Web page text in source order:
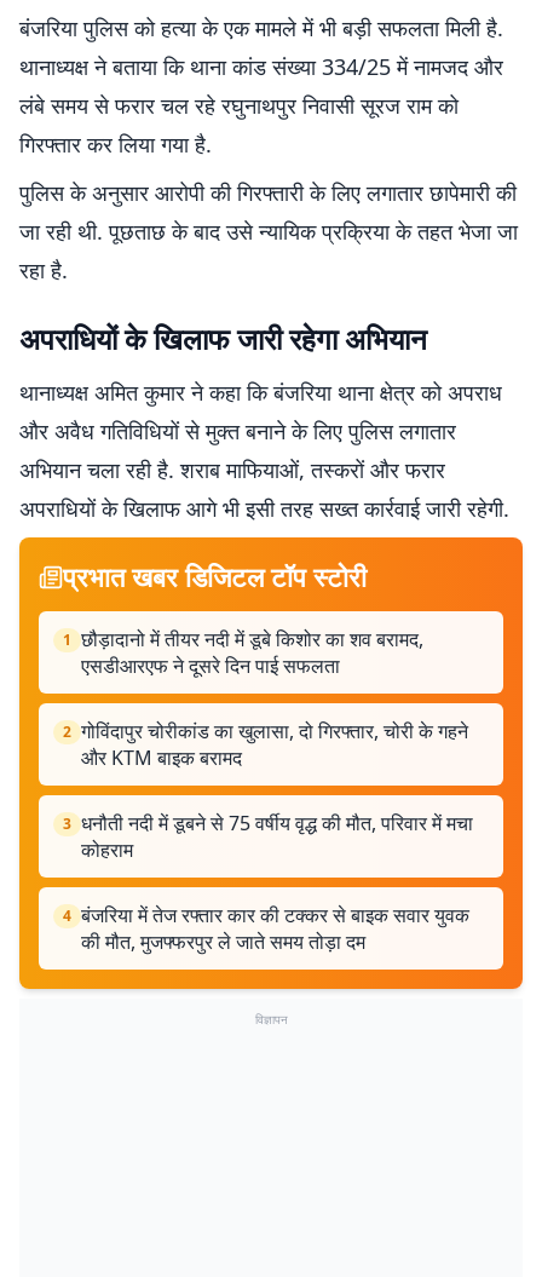
बंजरिया पुलिस को हत्या के एक मामले में भी बड़ी सफलता मिली है.
थानाध्यक्ष ने बताया कि थाना कांड संख्या 334/25 में नामजद और
लंबे समय से फरार चल रहे रघुनाथपुर निवासी सूरज राम को
गिरफ्तार कर लिया गया है.
पुलिस के अनुसार आरोपी की गिरफ्तारी के लिए लगातार छापेमारी की
जा रही थी. पूछताछ के बाद उसे न्यायिक प्रक्रिया के तहत भेजा जा
रहा है.
अपराधियों के खिलाफ जारी रहेगा अभियान
थानाध्यक्ष अमित कुमार ने कहा कि बंजरिया थाना क्षेत्र को अपराध
और अवैध गतिविधियों से मुक्त बनाने के लिए पुलिस लगातार
अभियान चला रही है. शराब माफियाओं, तस्करों और फरार
अपराधियों के खिलाफ आगे भी इसी तरह सख्त कार्रवाई जारी रहेगी.
प्रभात खबर डिजिटल टॉप स्टोरी
1 छौड़ादानो में तीयर नदी में डूबे किशोर का शव बरामद,
एसडीआरएफ ने दूसरे दिन पाई सफलता
2 गोविंदापुर चोरीकांड का खुलासा, दो गिरफ्तार, चोरी के गहने
और KTM बाइक बरामद
3 धनौती नदी में डूबने से 75 वर्षीय वृद्ध की मौत, परिवार में मचा
कोहराम
4 बंजरिया में तेज रफ्तार कार की टक्कर से बाइक सवार युवक
की मौत, मुजफ्फरपुर ले जाते समय तोड़ा दम
विज्ञापन